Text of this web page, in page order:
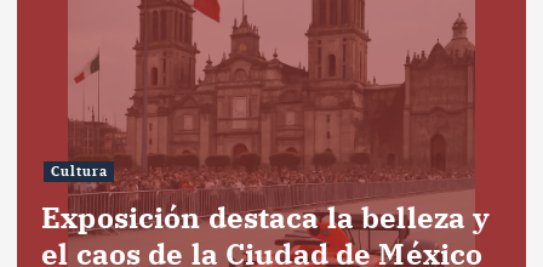
Cultura
Exposición destaca la belleza y
el caos de la Ciudad de México